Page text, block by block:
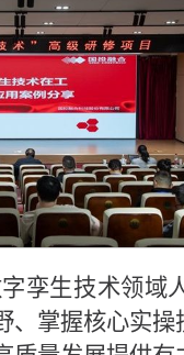
孪生技术领域
掌握核心实